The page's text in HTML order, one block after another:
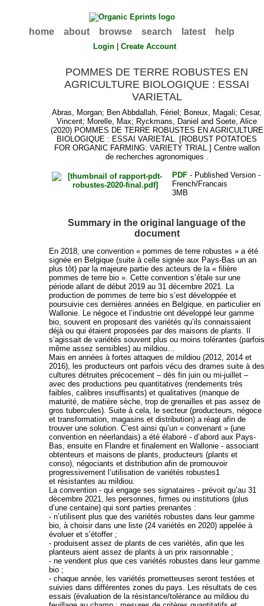
home about browse search latest help
Login |Create Account
POMMES DE TERRE ROBUSTES EN
AGRICULTURE BIOLOGIQUE : ESSAI
VARIETAL
Abras, Morgan; Ben Abbdallah, Fériel ; Boreux, Magali;Cesar,
Vincent; Morelle, Max; Ryckmans, Daniel andSoete, Alice
(2020) POMMES DE TERRE ROBUSTES EN AGRICULTURE
BIOLOGIQUE : ESSAI VARIETAL. [ROBUST POTATOES
FOR ORGANIC FARMING: VARIETY TRIAL.] Centre wallon
de recherches agronomiques .
PDF - Published Version -
French/Francais
3MB
Summary in the original language of the
document
En 2018, une convention « pommes de terre robustes » a été
signée en Belgique (suite à celle signée aux Pays-Bas un an
plus tôt) par la majeure partie des acteurs de la « filière
pommes de terre bio ». Cette convention s’étale sur une
période allant de début 2019 au 31 décembre 2021. La
production de pommes de terre bio s’est développée et
poursuivie ces dernières années en Belgique, en particulier en
Wallonie. Le négoce et l’industrie ont développé leur gamme
bio, souvent en proposant des variétés qu’ils connaissaient
déjà ou qui étaient proposées par des maisons de plants. Il
s’agissait de variétés souvent plus ou moins tolérantes
même assez sensibles) au mildiou…
Mais en années à fortes attaques de mildiou (2012, 2014 et
2016), les producteurs ont parfois vécu des drames suite à
cultures détruites précocement – dès fin juin ou mi-juillet –
avec des productions peu quantitatives (rendements très
faibles, calibres insuffisants) et qualitatives (manque de
maturité, de matière sèche, trop de grenailles et pas assez de
gros tubercules). Suite à cela, le secteur (producteurs, négoce
et transformation, magasins et distribution) a réagi afin de
trouver une solution. C’est ainsi qu’un « convenant » (une
convention en néerlandais) a été élaboré - d’abord aux Pays-
Bas, ensuite en Flandre et finalement en Wallonie - associant
obtenteurs et maisons de plants, producteurs (plants et
conso), négociants et distribution afin de promouvoir
progressivement l’utilisation de variétés robustes1
et résistantes au mildiou.
La convention - qui engage ses signataires - prévoit qu’au 31
décembre 2021, les personnes, firmes ou institutions (plus
d’une centaine) qui sont parties prenantes :
- n’utilisent plus que des variétés robustes dans leur gamme
bio, à choisir dans une liste (24 variétés en 2020) appelée à
évoluer et s’étoffer ;
- produisent assez de plants de ces variétés, afin que les
planteurs aient assez de plants à un prix raisonnable ;
- ne vendent plus que ces variétés robustes dans leur gamme
bio ;
- chaque année, les variétés prometteuses seront testées et
suivies dans différentes zones du pays. Les résultats de ces
essais (évaluation de la résistance/tolérance au mildiou du